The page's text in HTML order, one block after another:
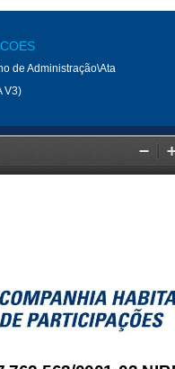
de Administração\Ata
V3)